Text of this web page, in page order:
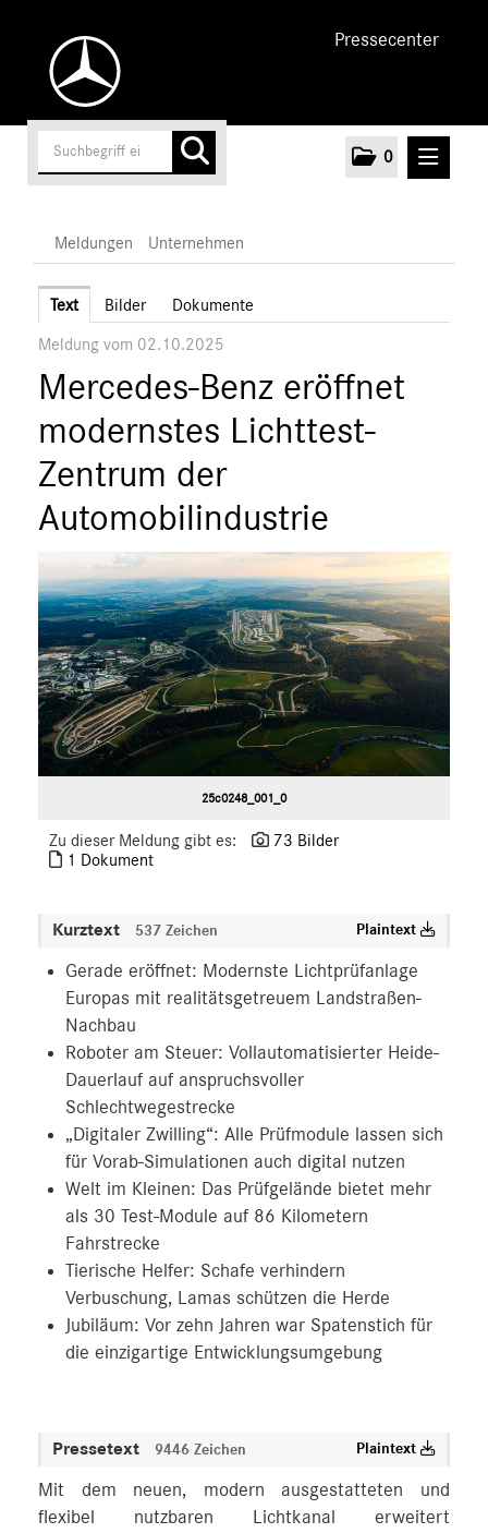
Pressecenter
0
Unternehmen
Marken & Produkte
MEDIA
ÜBER UNS
ANSPRECHPARTNER
Meldungen Unternehmen
Text Bilder Dokumente
Meldung vom 02.10.2025
Mercedes-Benz eröffnet
modernstes Lichttest-
Zentrum der
Automobilindustrie
25c0248_001_0
Zu dieser Meldung gibt es:
73 Bilder
1 Dokument
Kurztext 537 Zeichen Plaintext
Gerade eröffnet: Modernste Lichtprüfanlage
Europas mit realitätsgetreuem Landstraßen-
Nachbau
Roboter am Steuer: Vollautomatisierter Heide-
Dauerlauf auf anspruchsvoller
Schlechtwegestrecke
„Digitaler Zwilling“: Alle Prüfmodule lassen sich
für Vorab-Simulationen auch digital nutzen
Welt im Kleinen: Das Prüfgelände bietet mehr
als 30 Test-Module auf 86 Kilometern
Fahrstrecke
Tierische Helfer: Schafe verhindern
Verbuschung, Lamas schützen die Herde
Jubiläum: Vor zehn Jahren war Spatenstich für
die einzigartige Entwicklungsumgebung
Pressetext 9446 Zeichen Plaintext
Mit dem neuen, modern ausgestatteten und
flexibel nutzbaren Lichtkanal erweitert